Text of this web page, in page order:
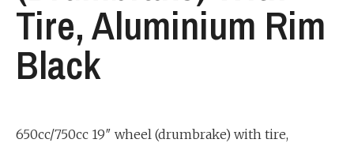
Tire, Aluminium Rim
Black
650cc/750cc 19″ wheel (drumbrake) with tire,